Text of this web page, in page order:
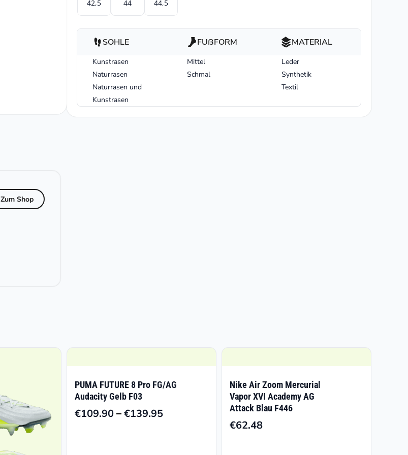
42,5 44 44,5
SOHLE
Kunstrasen
Naturrasen
Naturrasen und
Kunstrasen
FUßFORM
Mittel
Schmal
MATERIAL
Leder
Synthetik
Textil
Zum Shop
PUMA FUTURE 8 Pro FG/AG
Audacity Gelb F03
€109.90–€139.95Preisspanne:
Nike Air Zoom Mercurial
Vapor XVI Academy AG
Attack Blau F446
€62.48